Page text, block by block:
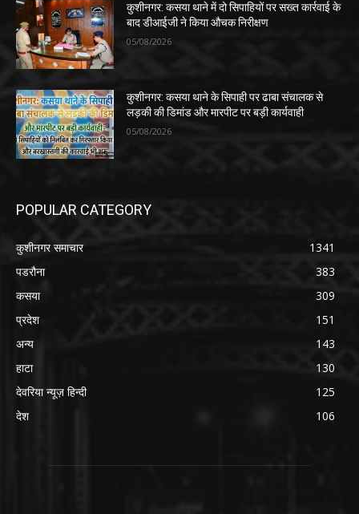
कुशीनगर: कसया थाने में दो सिपाहियों पर सख्त कार्रवाई के
बाद डीआईजी ने किया औचक निरीक्षण
05/08/2026
कुशीनगर: कसया थाने के सिपाही पर ढाबा संचालक से
लड़की की डिमांड और मारपीट पर बड़ी कार्यवाही
05/08/2026
POPULAR CATEGORY
कुशीनगर समाचार
1341
पडरौना
383
कसया
309
प्रदेश
151
अन्य
143
हाटा
130
देवरिया न्यूज़ हिन्दी
125
देश
106